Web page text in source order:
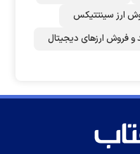
ارز سینتتیکس
و فروش ارزهای دیجیتال